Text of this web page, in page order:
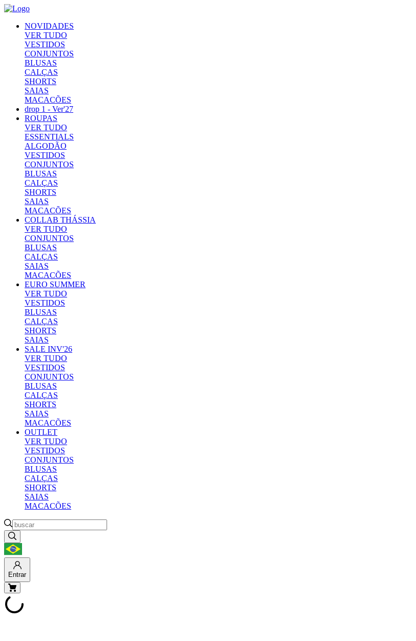
NOVIDADES
VER TUDO
VESTIDOS
CONJUNTOS
BLUSAS
CALÇAS
SHORTS
SAIAS
MACACÕES
drop 1 - Ver'27
ROUPAS
VER TUDO
ESSENTIALS
ALGODÃO
VESTIDOS
CONJUNTOS
BLUSAS
CALÇAS
SHORTS
SAIAS
MACACÕES
COLLAB THÁSSIA
VER TUDO
CONJUNTOS
BLUSAS
CALÇAS
SAIAS
MACACÕES
EURO SUMMER
VER TUDO
VESTIDOS
BLUSAS
CALÇAS
SHORTS
SAIAS
SALE INV'26
VER TUDO
VESTIDOS
CONJUNTOS
BLUSAS
CALÇAS
SHORTS
SAIAS
MACACÕES
OUTLET
VER TUDO
VESTIDOS
CONJUNTOS
BLUSAS
CALÇAS
SHORTS
SAIAS
MACACÕES
Entrar